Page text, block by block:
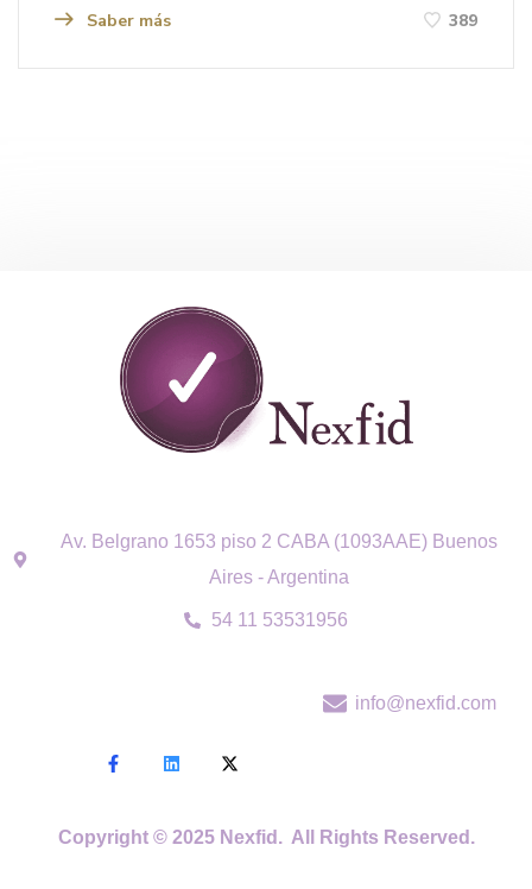
Saber más 389
Av. Belgrano 1653 piso 2 CABA (1093AAE) Buenos
Aires - Argentina
54 11 53531956
info@nexfid.com
Copyright © 2025 Nexfid. All Rights Reserved.